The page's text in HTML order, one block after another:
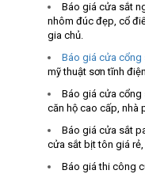
Báo giá cửa sắt
nhôm đúc đẹp, cổ
gia chủ.
Báo giá cửa cổng
mỹ thuật sơn tĩnh
Báo giá cửa cổng
căn hộ cao cấp, nhà
Báo giá cửa sắt
cửa sắt bịt tôn giá
Báo giá thi công